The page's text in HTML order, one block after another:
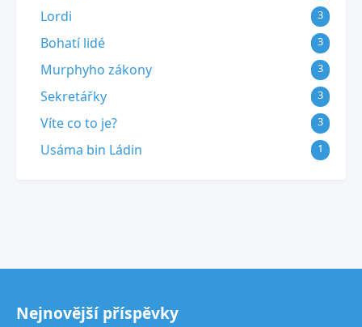
Lordi 3
Bohatí lidé 3
Murphyho zákony 3
Sekretářky 3
Víte co to je? 3
Usáma bin Ládin 1
Nejnovější příspěvky